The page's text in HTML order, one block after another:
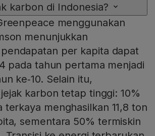
karbon di Indonesia?
menggunakan
menunjukkan
per kapita dapat
pada tahun pertama menjadi
ke‑10. Selain itu,
karbon tetap tinggi: 10%
terkaya menghasilkan 11,8 ton
sementara 50% termiskin